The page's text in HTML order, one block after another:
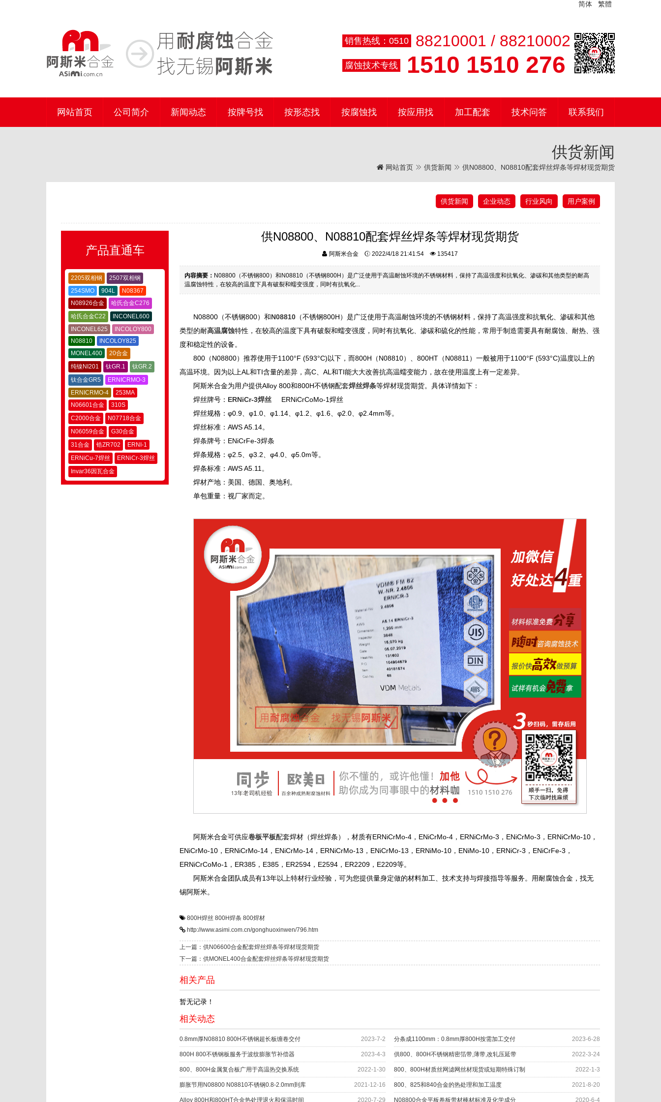
简体 繁體
销售热线：0510 88210001 / 88210002
腐蚀技术专线 1510 1510 276
网站首页 公司简介 新闻动态 按牌号找 按形态找 按腐蚀找 按应用找 加工配套 技术问答 联系我们
供货新闻
网站首页 供货新闻 供N08800、N08810配套焊丝焊条等焊材现货期货
供货新闻 企业动态 行业风向 用户案例
产品直通车
2205双相钢
2507双相钢
254SMO
904L
N08367
N08926合金
哈氏合金C276
哈氏合金C22
INCONEL600
INCONEL625
INCOLOY800
N08810
INCOLOY825
MONEL400
20合金
纯镍NI201
钛GR.1
钛GR.2
钛合金GR5
ERNICRMO-3
ERNICRMO-4
253MA
N06601合金
310S
C2000合金
N07718合金
N06059合金
G30合金
31合金
锆ZR702
ERNI-1
ERNiCu-7焊丝
ERNiCr-3焊丝
Invar36因瓦合金
供N08800、N08810配套焊丝焊条等焊材现货期货
阿斯米合金 2022/4/18 21:41:54 135417
内容摘要： N08800（不锈钢800）和N08810（不锈钢800H）是广泛使用于高温耐蚀环境的不锈钢材料，保持了高温强度和抗氧化、渗碳和其他类型的耐高
温腐蚀特性，在较高的温度下具有破裂和蠕变强度，同时有抗氧化...
N08800（不锈钢800）和N08810 （不锈钢800H）是广泛使用于高温耐蚀环境的不锈钢材料，保持了高温强度和抗氧化、渗碳和其他
类型的耐高温腐蚀特性，在较高的温度下具有破裂和蠕变强度，同时有抗氧化、渗碳和硫化的性能，常用于制造需要具有耐腐蚀、耐热、强
度和稳定性的设备。
800（N08800）推荐使用于1100°F (593°C)以下，而800H（N08810）、800HT（N08811）一般被用于1100°F (593°C)温度以上的
高温环境。因为以上AL和TI含量的差异，高C、AL和TI能大大改善抗高温蠕变能力，故在使用温度上有一定差异。
阿斯米合金为用户提供Alloy 800和800H不锈钢配套焊丝焊条等焊材现货期货。具体详情如下：
焊丝牌号： ERNiCr-3焊丝 ERNiCrCoMo-1焊丝
焊丝规格：φ0.9、φ1.0、φ1.14、φ1.2、φ1.6、φ2.0、φ2.4mm等。
焊丝标准：AWS A5.14。
焊条牌号：ENiCrFe-3焊条
焊条规格：φ2.5、φ3.2、φ4.0、φ5.0m等。
焊条标准：AWS A5.11。
焊材产地：美国、德国、奥地利。
单包重量：视厂家而定。
阿斯米合金可供应卷板平板配套焊材（焊丝焊条），材质有ERNiCrMo-4，ENiCrMo-4，ERNiCrMo-3，ENiCrMo-3，ERNiCrMo-10，
ENiCrMo-10，ERNiCrMo-14，ENiCrMo-14，ERNiCrMo-13，ENiCrMo-13，ERNiMo-10，ENiMo-10，ERNiCr-3，ENiCrFe-3，
ERNiCrCoMo-1，ER385，E385，ER2594，E2594，ER2209，E2209等。
阿斯米合金团队成员有13年以上特材行业经验，可为您提供量身定做的材料加工、技术支持与焊接指导等服务。用耐腐蚀合金，找无
锡阿斯米。
800H焊丝 800H焊条 800焊材
http://www.asimi.com.cn/gonghuoxinwen/796.htm
上一篇：供N06600合金配套焊丝焊条等焊材现货期货
下一篇：供MONEL400合金配套焊丝焊条等焊材现货期货
相关产品
暂无记录！
相关动态
0.8mm厚N08810 800H不锈钢超长板缠卷交付 2023-7-2 分条成1100mm：0.8mm厚800H按需加工交付 2023-6-28
800H 800不锈钢板服务于波纹膨胀节补偿器 2023-4-3 供800、800H不锈钢精密箔带,薄带,改轧压延带 2022-3-24
800、800H金属复合板广用于高温热交换系统 2022-1-30 800、800H材质丝网滤网丝材现货或短期特殊订制 2022-1-3
膨胀节用N08800 N08810不锈钢0.8-2.0mm到库 2021-12-16 800、825和840合金的热处理和加工温度 2021-8-20
Alloy 800H和800HT合金热处理退火和保温时间 2020-7-29 N08800合金平板卷板带材棒材标准及化学成分 2020-6-4